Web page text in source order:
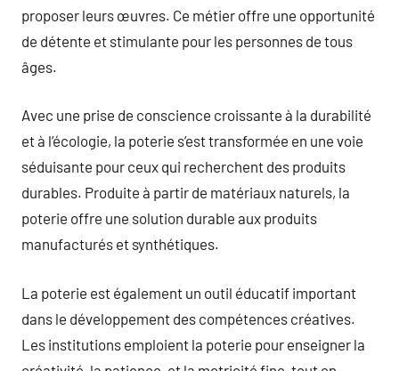
proposer leurs œuvres. Ce métier offre une opportunité
de détente et stimulante pour les personnes de tous
âges.
Avec une prise de conscience croissante à la durabilité
et à l’écologie, la poterie s’est transformée en une voie
séduisante pour ceux qui recherchent des produits
durables. Produite à partir de matériaux naturels, la
poterie offre une solution durable aux produits
manufacturés et synthétiques.
La poterie est également un outil éducatif important
dans le développement des compétences créatives.
Les institutions emploient la poterie pour enseigner la